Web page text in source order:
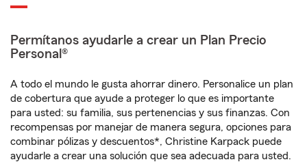
Permítanos ayudarle a crear un Plan Precio
Personal®
A todo el mundo le gusta ahorrar dinero. Personalice un plan
de cobertura que ayude a proteger lo que es importante
para usted: su familia, sus pertenencias y sus finanzas. Con
recompensas por manejar de manera segura, opciones para
combinar pólizas y descuentos*, Christine Karpack puede
ayudarle a crear una solución que sea adecuada para usted.